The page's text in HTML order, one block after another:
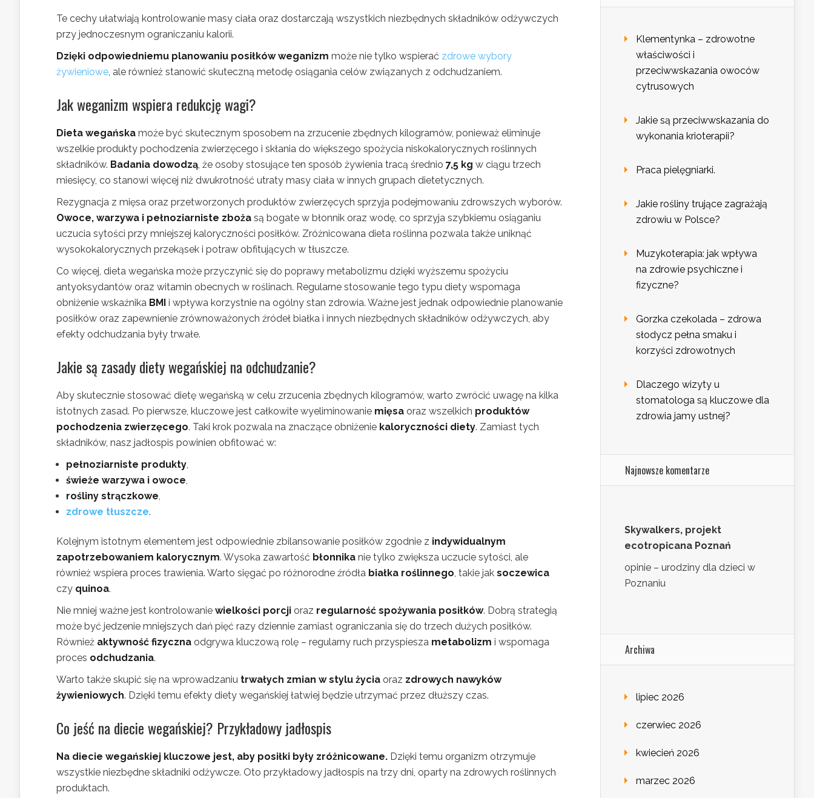
Te cechy ułatwiają kontrolowanie masy ciała oraz dostarczają wszystkich niezbędnych składników odżywczych
przy jednoczesnym ograniczaniu kalorii.
Dzięki odpowiedniemu planowaniu posiłków weganizm może nie tylko wspierać zdrowe wybory
żywieniowe, ale również stanowić skuteczną metodę osiągania celów związanych z odchudzaniem.
Jak weganizm wspiera redukcję wagi?
Dieta wegańska może być skutecznym sposobem na zrzucenie zbędnych kilogramów, ponieważ eliminuje
wszelkie produkty pochodzenia zwierzęcego i skłania do większego spożycia niskokalorycznych roślinnych
składników. Badania dowodzą, że osoby stosujące ten sposób żywienia tracą średnio 7,5 kg w ciągu trzech
miesięcy, co stanowi więcej niż dwukrotność utraty masy ciała w innych grupach dietetycznych.
Rezygnacja z mięsa oraz przetworzonych produktów zwierzęcych sprzyja podejmowaniu zdrowszych wyborów.
Owoce, warzywa i pełnoziarniste zboża są bogate w błonnik oraz wodę, co sprzyja szybkiemu osiąganiu
uczucia sytości przy mniejszej kaloryczności posiłków. Zróżnicowana dieta roślinna pozwala także uniknąć
wysokokalorycznych przekąsek i potraw obfitujących w tłuszcze.
Co więcej, dieta wegańska może przyczynić się do poprawy metabolizmu dzięki wyższemu spożyciu
antyoksydantów oraz witamin obecnych w roślinach. Regularne stosowanie tego typu diety wspomaga
obniżenie wskaźnika BMI i wpływa korzystnie na ogólny stan zdrowia. Ważne jest jednak odpowiednie planowanie
posiłków oraz zapewnienie zrównoważonych źródeł białka i innych niezbędnych składników odżywczych, aby
efekty odchudzania były trwałe.
Jakie są zasady diety wegańskiej na odchudzanie?
Aby skutecznie stosować dietę wegańską w celu zrzucenia zbędnych kilogramów, warto zwrócić uwagę na kilka
istotnych zasad. Po pierwsze, kluczowe jest całkowite wyeliminowanie mięsa oraz wszelkich produktów
pochodzenia zwierzęcego. Taki krok pozwala na znaczące obniżenie kaloryczności diety. Zamiast tych
składników, nasz jadłospis powinien obfitować w:
pełnoziarniste produkty,
świeże warzywa i owoce,
rośliny strączkowe,
zdrowe tłuszcze.
Kolejnym istotnym elementem jest odpowiednie zbilansowanie posiłków zgodnie z indywidualnym
zapotrzebowaniem kalorycznym. Wysoka zawartość błonnika nie tylko zwiększa uczucie sytości, ale
również wspiera proces trawienia. Warto sięgać po różnorodne źródła białka roślinnego, takie jak soczewica
czy quinoa.
Nie mniej ważne jest kontrolowanie wielkości porcji oraz regularność spożywania posiłków. Dobrą strategią
może być jedzenie mniejszych dań pięć razy dziennie zamiast ograniczania się do trzech dużych posiłków.
Również aktywność fizyczna odgrywa kluczową rolę – regularny ruch przyspiesza metabolizm i wspomaga
proces odchudzania.
Warto także skupić się na wprowadzaniu trwałych zmian w stylu życia oraz zdrowych nawyków
żywieniowych. Dzięki temu efekty diety wegańskiej łatwiej będzie utrzymać przez dłuższy czas.
Co jeść na diecie wegańskiej? Przykładowy jadłospis
Na diecie wegańskiej kluczowe jest, aby posiłki były zróżnicowane. Dzięki temu organizm otrzymuje
wszystkie niezbędne składniki odżywcze. Oto przykładowy jadłospis na trzy dni, oparty na zdrowych roślinnych
produktach.
Klementynka – zdrowotne
właściwości i
przeciwwskazania owoców
cytrusowych
Jakie są przeciwwskazania do
wykonania krioterapii?
Praca pielęgniarki.
Jakie rośliny trujące zagrażają
zdrowiu w Polsce?
Muzykoterapia: jak wpływa
na zdrowie psychiczne i
fizyczne?
Gorzka czekolada – zdrowa
słodycz pełna smaku i
korzyści zdrowotnych
Dlaczego wizyty u
stomatologa są kluczowe dla
zdrowia jamy ustnej?
Najnowsze komentarze
Skywalkers, projekt
ecotropicana Poznań
opinie – urodziny dla dzieci w
Poznaniu
Archiwa
lipiec 2026
czerwiec 2026
kwiecień 2026
marzec 2026